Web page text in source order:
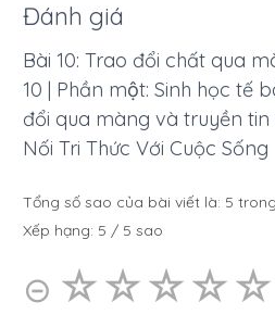
Đánh giá
Bài 10: Trao đổi chất qua
10 | Phần một: Sinh học tế
đổi qua màng và truyền
Nối Tri Thức Với Cuộc Sống
Tổng số sao của bài viết là: 5 trong
Xếp hạng: 5 / 5 sao
⊝ ☆☆☆☆☆
★★★★★